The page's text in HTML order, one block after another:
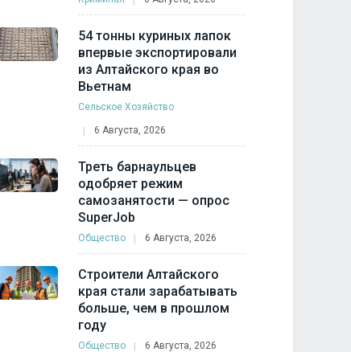
54 тонны куриных лапок
впервые экспортировали
из Алтайского края во
Вьетнам
Сельское Хозяйство
6 Августа, 2026
Треть барнаульцев
одобряет режим
самозанятости — опрос
SuperJob
Общество 6 Августа, 2026
Строители Алтайского
края стали зарабатывать
больше, чем в прошлом
году
Общество 6 Августа, 2026